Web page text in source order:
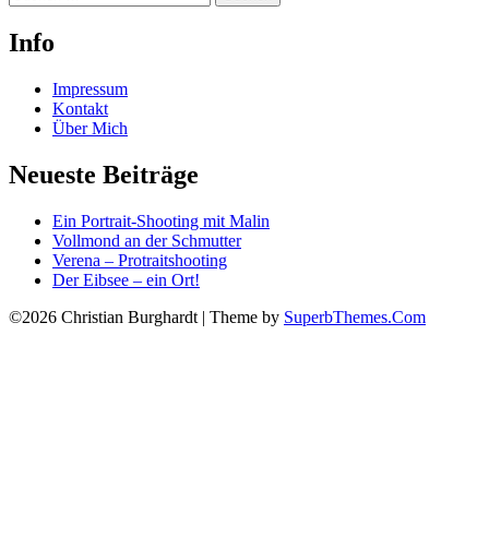
nach:
Info
Impressum
Kontakt
Über Mich
Neueste Beiträge
Ein Portrait-Shooting mit Malin
Vollmond an der Schmutter
Verena – Protraitshooting
Der Eibsee – ein Ort!
©2026 Christian Burghardt | Theme by SuperbThemes.Com